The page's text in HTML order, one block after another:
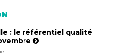
: le référentiel qualité